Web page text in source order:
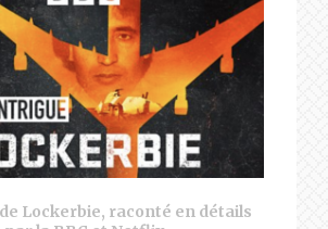
Lockerbie, raconté en détails